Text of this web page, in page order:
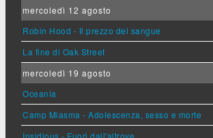
mercoledì 12 agosto
Robin Hood - Il prezzo del sangue
La fine di Oak Street
mercoledì 19 agosto
Oceania
Camp Miasma - Adolescenza, sesso e morte
Insidious - Fuori dall'altrove